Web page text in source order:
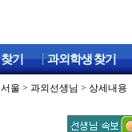
찾기 과외학생찾기
서울 > 과외선생님 > 상세내용